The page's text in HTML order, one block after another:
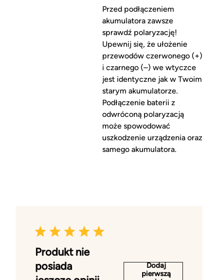
Przed podłączeniem
akumulatora zawsze
sprawdź polaryzację!
Upewnij się, że ułożenie
przewodów czerwonego (+)
i czarnego (–) we wtyczce
jest identyczne jak w Twoim
starym akumulatorze.
Podłączenie baterii z
odwróconą polaryzacją
może spowodować
uszkodzenie urządzenia oraz
samego akumulatora.
Produkt nie
posiada
Dodaj
pierwszą